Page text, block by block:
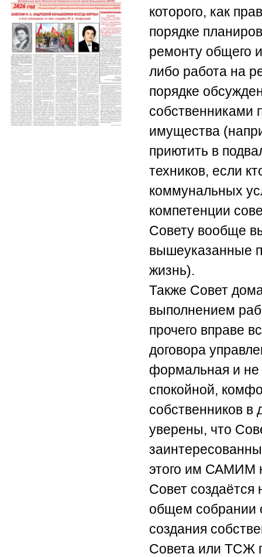
которого, как
порядке
ремонту общего
либо работа на
порядке
собственниками
имущества
приютить в
техников, если
коммунальных
компетенции
Совету вообще
вышеуказанные
жизнь).
Также Совет
выполнением
прочего вправе
договора
формальная и не
спокойной,
собственников
уверены, что
этого им САМИМ
Совет создаётся
общем собрании
создания
Совета или ТСЖ